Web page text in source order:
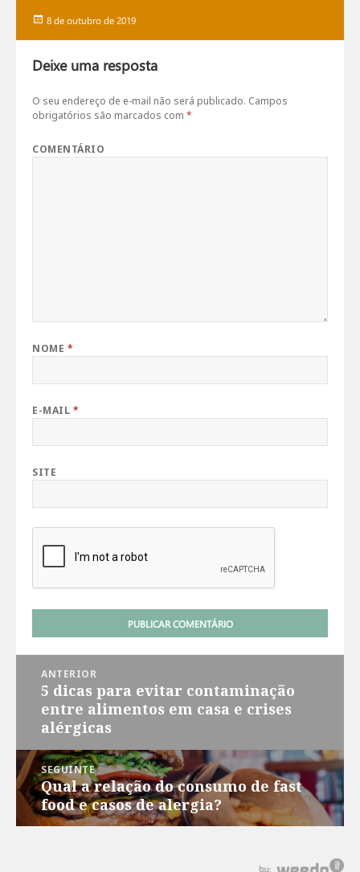
Publicado
8 de outubro de 2019
Deixe uma resposta
O seu endereço de e-mail não será publicado. Campos
obrigatórios são marcados com*
COMENTÁRIO
NOME *
E-MAIL *
SITE
ANTERIOR
Post
anterior:
5 dicas para evitar contaminação
entre alimentos em casa e crises
alérgicas
SEGUINTE
Próximo
post:
Qual a relação do consumo de fast
food e casos de alergia?